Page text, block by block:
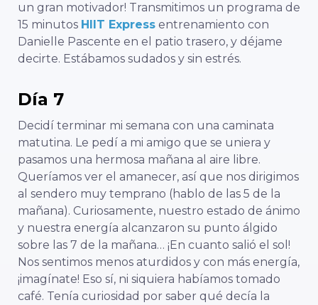
un gran motivador! Transmitimos un programa de
15 minutos HIIT Express entrenamiento con
Danielle Pascente en el patio trasero, y déjame
decirte. Estábamos sudados y sin estrés.
Día 7
Decidí terminar mi semana con una caminata
matutina. Le pedí a mi amigo que se uniera y
pasamos una hermosa mañana al aire libre.
Queríamos ver el amanecer, así que nos dirigimos
al sendero muy temprano (hablo de las 5 de la
mañana). Curiosamente, nuestro estado de ánimo
y nuestra energía alcanzaron su punto álgido
sobre las 7 de la mañana… ¡En cuanto salió el sol!
Nos sentimos menos aturdidos y con más energía,
¡imagínate! Eso sí, ni siquiera habíamos tomado
café. Tenía curiosidad por saber qué decía la